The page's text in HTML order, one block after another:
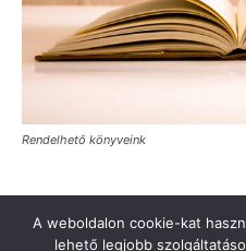
Rendelhető könyveink
A weboldalon cookie-kat
lehető legjobb